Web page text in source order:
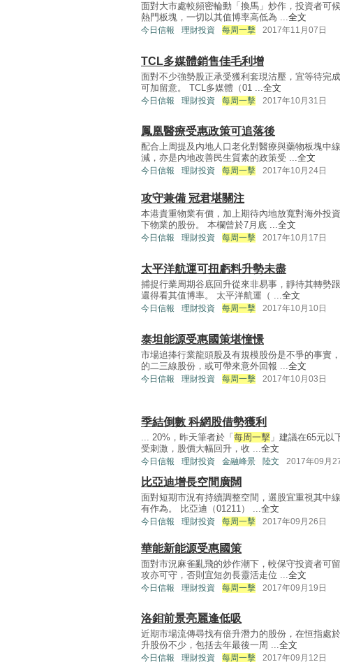
面對大市處較頻密輪動「換馬」炒作，投資者可
熱門板塊，一切以其值博率高低為 ...全文
今日信報 理財投資 每周一擊 2017年11月07日
TCL多媒體銷售佳毛利增
面對不少強勢股正承受獲利套現沽壓，宜等待完
可加留意。 TCL多媒體（01 ... 全文
今日信報 理財投資 每周一擊 2017年10月31日
鳳凰醫療受惠政策可追落後
配合上周提及內地人口老化對醫療與藥物板塊中
減，亦是內地改善民生質素的政策受 ...全文
今日信報 理財投資 每周一擊 2017年10月24日
攻守兼備 冠君堪關注
本港貴重物業有價，加上期待內地放寬對海外投
下物業的股份。 本欄曾於7月底 ...全文
今日信報 理財投資 每周一擊 2017年10月17日
太平洋航運可扭虧料升勢未盡
捕捉行業周期谷底回升從來非易事，靜待其轉勢
還得看其值博率。 太平洋航運（ ...全文
今日信報 理財投資 每周一擊 2017年10月10日
泰坦能源受惠國策堪憧憬
市場追捧行業龍頭股及有規模股份是不爭的事實
的二三線股份，或可帶來意外回報 ... 全文
今日信報 理財投資 每周一擊 2017年10月03日
季結倒數 科網股借勢獲利
... 20%，昨天筆者於「 每周一擊 」建議在65元以
受刺激，股價大幅回升，收 ... 全文
今日信報 理財投資 金融峰景 陸文 2017年09月
比亞迪增長空間廣闊
面對短期市況有持續調整空間，選股宜重視其中
有作為。 比亞迪（01211） ... 全文
今日信報 理財投資 每周一擊 2017年09月26日
華能新能源受惠國策
面對市況麻雀亂飛的炒作潮下，較保守投資者可
攻亦可守，否則宜短勿長靈活走位 ...全文
今日信報 理財投資 每周一擊 2017年09月19日
洛鉬前景亮麗逢低吸
近期市場流傳尋找有倍升潛力的股份，在恒指處
升股份不少，包括去年最後一周 ... 全文
今日信報 理財投資 每周一擊 2017年09月12日